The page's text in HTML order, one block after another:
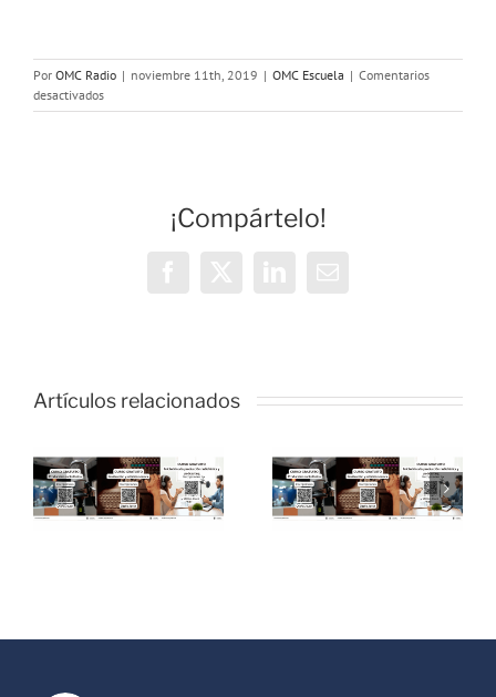
Por OMC Radio | noviembre 11th, 2019 | OMC Escuela | Comentarios
desactivadosen
@omcescuela:
¡Compártelo!
Artículos relacionados
Campaña
de cursos
de Radio
Campaña
de cursos
de Radio